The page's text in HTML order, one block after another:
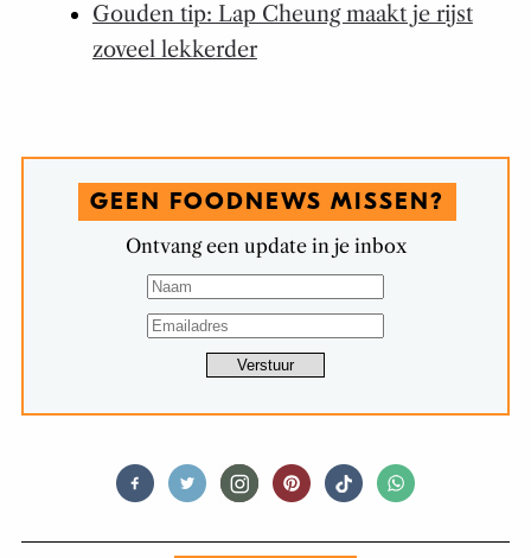
Gouden tip: Lap Cheung maakt je rijst
zoveel lekkerder
GEEN FOODNEWS MISSEN?
Ontvang een update in je inbox